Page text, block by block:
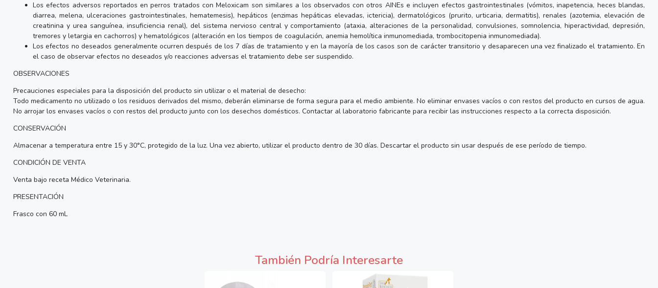
Los efectos adversos reportados en perros tratados con Meloxicam son similares a los observados con otros AINEs e incluyen efectos gastrointestinales (vómitos, inapetencia, heces blandas,
diarrea, melena, ulceraciones gastrointestinales, hematemesis), hepáticos (enzimas hepáticas elevadas, ictericia), dermatológicos (prurito, urticaria, dermatitis), renales (azotemia, elevación de
creatinina y urea sanguínea, insuficiencia renal), del sistema nervioso central y comportamiento (ataxia, alteraciones de la personalidad, convulsiones, somnolencia, hiperactividad, depresión,
tremores y letargia en cachorros) y hematológicos (alteración en los tiempos de coagulación, anemia hemolítica inmunomediada, trombocitopenia inmunomediada).
Los efectos no deseados generalmente ocurren después de los 7 días de tratamiento y en la mayoría de los casos son de carácter transitorio y desaparecen una vez finalizado el tratamiento. En
el caso de observar efectos no deseados y/o reacciones adversas el tratamiento debe ser suspendido.
OBSERVACIONES
Precauciones especiales para la disposición del producto sin utilizar o el material de desecho:
Todo medicamento no utilizado o los residuos derivados del mismo, deberán eliminarse de forma segura para el medio ambiente. No eliminar envases vacíos o con restos del producto en cursos de agua.
No arrojar los envases vacíos o con restos del producto junto con los desechos domésticos. Contactar al laboratorio fabricante para recibir las instrucciones respecto a la correcta disposición.
CONSERVACIÓN
Almacenar a temperatura entre 15 y 30°C, protegido de la luz. Una vez abierto, utilizar el producto dentro de 30 días. Descartar el producto sin usar después de ese período de tiempo.
CONDICIÓN DE VENTA
Venta bajo receta Médico Veterinaria.
PRESENTACIÓN
Frasco con 60 mL
También Podría Interesarte